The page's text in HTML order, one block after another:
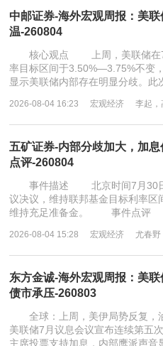
中邮证券-海外宏观周报：美
温-260804
核心观点 上周，美联储在7
率目标区间于3.50%—3.75%不变
显示美联储内部存在明显分歧。此
2026-08-04 16:23 宏观经济 李起，
五矿证券-内部分歧加大，加
点评-260804
事件描述 北京时间7月30日
议决议，维持联邦基金目标利率
维持充足准备金。 事件点评
2026-08-04 15:28 宏观经济 尤春野
东方金诚-海外宏观周报：美
债市承压-260803
全球：上周，美伊局势反复，
美联储7月议息会议宣布连续第五
主席投票支持加息，内部鹰派声音